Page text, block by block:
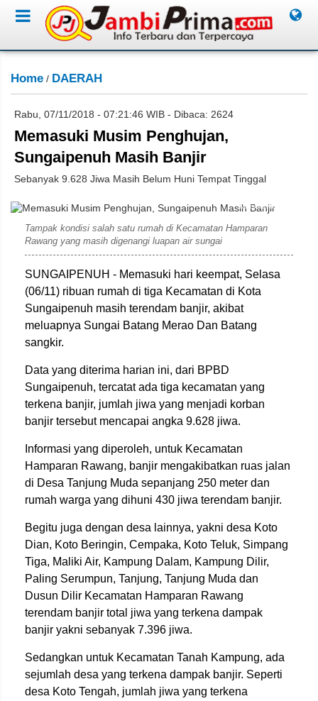
Home / DAERAH
Rabu, 07/11/2018 - 07:21:46 WIB - Dibaca: 2624
Memasuki Musim Penghujan,
Sungaipenuh Masih Banjir
Sebanyak 9.628 Jiwa Masih Belum Huni Tempat Tinggal
Miko/Jambione.com
Tampak kondisi salah satu rumah di Kecamatan Hamparan
Rawang yang masih digenangi luapan air sungai
SUNGAIPENUH - Memasuki hari keempat, Selasa
(06/11) ribuan rumah di tiga Kecamatan di Kota
Sungaipenuh masih terendam banjir, akibat
meluapnya Sungai Batang Merao Dan Batang
sangkir.
Data yang diterima harian ini, dari BPBD
Sungaipenuh, tercatat ada tiga kecamatan yang
terkena banjir, jumlah jiwa yang menjadi korban
banjir tersebut mencapai angka 9.628 jiwa.
Informasi yang diperoleh, untuk Kecamatan
Hamparan Rawang, banjir mengakibatkan ruas jalan
di Desa Tanjung Muda sepanjang 250 meter dan
rumah warga yang dihuni 430 jiwa terendam banjir.
Begitu juga dengan desa lainnya, yakni desa Koto
Dian, Koto Beringin, Cempaka, Koto Teluk, Simpang
Tiga, Maliki Air, Kampung Dalam, Kampung Dilir,
Paling Serumpun, Tanjung, Tanjung Muda dan
Dusun Dilir Kecamatan Hamparan Rawang
terendam banjir total jiwa yang terkena dampak
banjir yakni sebanyak 7.396 jiwa.
Sedangkan untuk Kecamatan Tanah Kampung, ada
sejumlah desa yang terkena dampak banjir. Seperti
desa Koto Tengah, jumlah jiwa yang terkena